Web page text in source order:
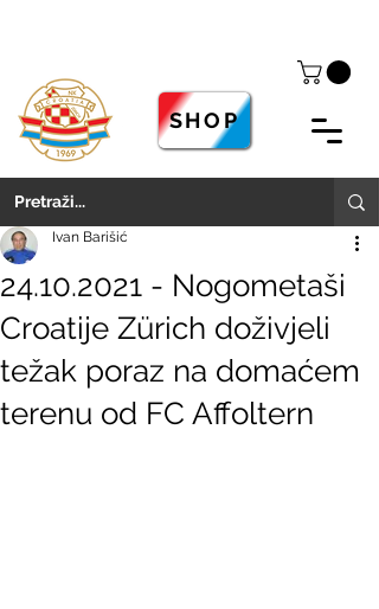
SHOP
24.10.2021 - Nogometaši
Croatije Zürich doživjeli
težak poraz na domaćem
terenu od FC Affoltern
Ivan Barišić